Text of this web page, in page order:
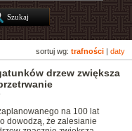
sortuj wg: trafności daty
drzew zwiększa
na 100 lat
dowodzą, że zalesianie